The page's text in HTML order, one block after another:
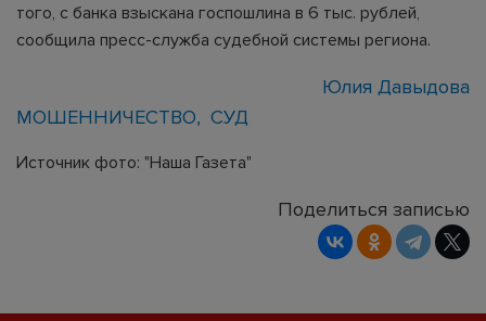
того, с банка взыскана госпошлина в 6 тыс. рублей,
сообщила пресс-служба судебной системы региона.
Юлия Давыдова
МОШЕННИЧЕСТВО
СУД
Источник фото: "Наша Газета"
Поделиться записью